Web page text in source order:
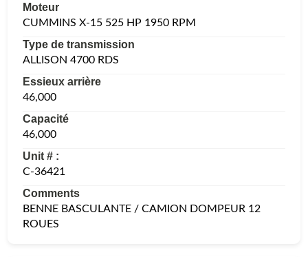
Moteur
CUMMINS X-15 525 HP 1950 RPM
Type de transmission
ALLISON 4700 RDS
Essieux arrière
46,000
Capacité
46,000
Unit # :
C-36421
Comments
BENNE BASCULANTE / CAMION DOMPEUR 12
ROUES